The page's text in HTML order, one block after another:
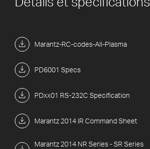
Marantz-RC-codes-All-Plasma
PD6001 Specs
PDxx01 RS-232C Specification
Marantz 2014 IR Command Sheet
Marantz 2014 NR Series - SR Series